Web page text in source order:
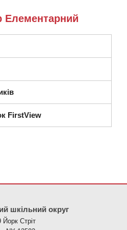
Елементарний
FirstView
шкільний округ
Йорк Стріт